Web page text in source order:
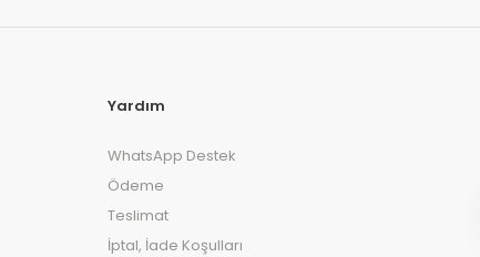
Yardım
WhatsApp Destek
Ödeme
Teslimat
İptal, İade Koşulları